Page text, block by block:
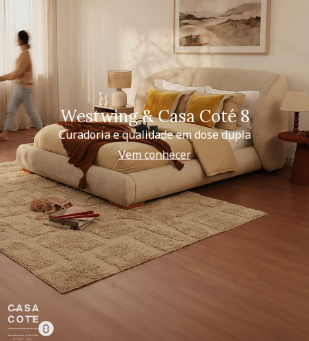
Westwing & Casa Coté 8
Curadoria e qualidade em dose dupla
Vem conhecer